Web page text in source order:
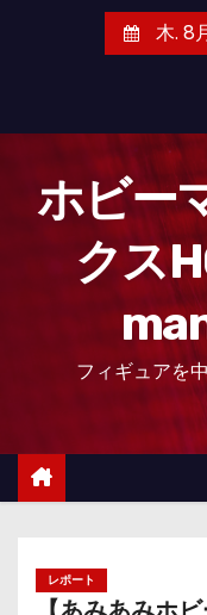
木. 8
ホビー
クス
フィギュアを
レポート